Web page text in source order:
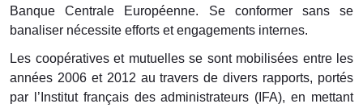
Banque Centrale Européenne. Se conformer sans se
banaliser nécessite efforts et engagements internes.
Les coopératives et mutuelles se sont mobilisées entre les
années 2006 et 2012 au travers de divers rapports, portés
par l’Institut français des administrateurs (IFA), en mettant